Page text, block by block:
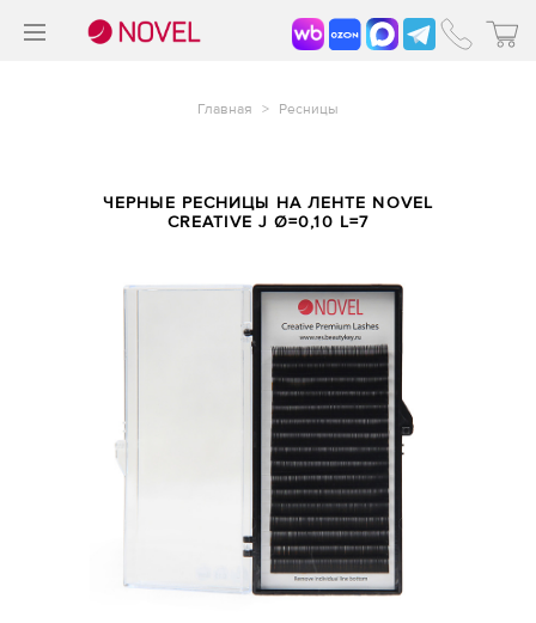
Главная > Ресницы
ЧЕРНЫЕ РЕСНИЦЫ НА ЛЕНТЕ NOVEL
CREATIVE J Ø=0,10 L=7